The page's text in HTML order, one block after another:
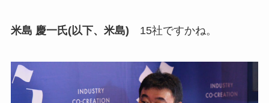
米島 慶一氏(以下、米島) 15社ですかね。